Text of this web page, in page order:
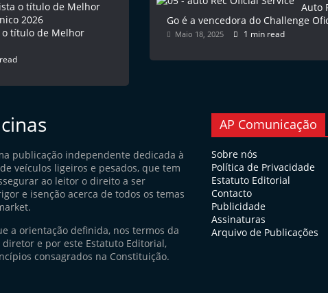
título de Melhor
Auto
Go é a vencedora do Challenge
Maio 18, 2025 1 min read
publicação independente dedicada à
veículos ligeiros e pesados, que tem
ao leitor o direito a ser
e isenção acerca de todos os temas
a orientação definida, nos termos da
e por este Estatuto Editorial,
consagrados na Constituição.
AP Comunicação
Sobre nós
Política de Privacidade
Estatuto Editorial
Contacto
Publicidade
Assinaturas
Arquivo de Publicações